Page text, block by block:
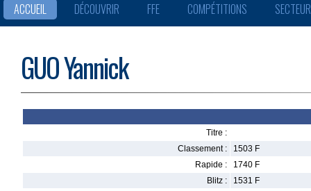
ACCUEIL DÉCOUVRIR FFE COMPÉTITIONS
GUO Yannick
Titre :
Classement :
1503 F
Rapide :
1740 F
Blitz :
1531 F